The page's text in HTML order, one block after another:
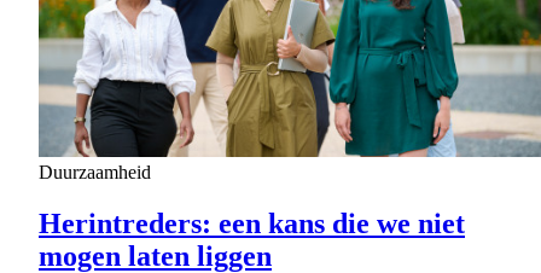
Duurzaamheid
Herintre­ders: een kans die we niet
mogen laten liggen